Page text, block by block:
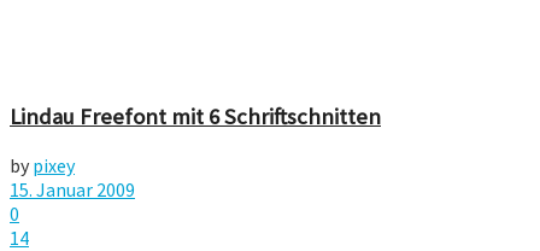
Lindau Freefont mit 6 Schriftschnitten
by pixey
15. Januar 2009
0
14